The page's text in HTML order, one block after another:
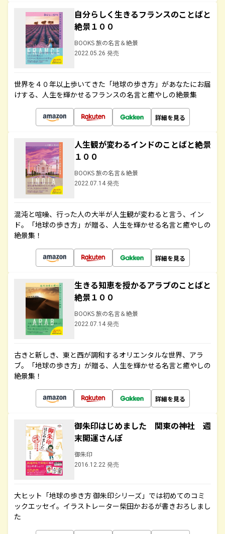
自分らしく生きるフランスのことばと
絶景１００
BOOKS 旅の名言＆絶景
2022.05.26 発売
世界を４０年以上歩いてきた「地球の歩き方」があなたにお届
けする、人生を輝かせるフランスの名言と癒やしの絶景集
詳細を見る
人生観が変わるインドのことばと絶景
１００
BOOKS 旅の名言＆絶景
2022.07.14 発売
混沌と喧噪、行った人の大半が人生観が変わると言う、イン
ド。「地球の歩き方」が贈る、人生を輝かせる名言と癒やしの
絶景集！
詳細を見る
生きる知恵を授かるアラブのことばと
絶景１００
BOOKS 旅の名言＆絶景
2022.07.14 発売
古きと新しき、東と西が調和するオリエンタルな世界、アラ
ブ。「地球の歩き方」が贈る、人生を輝かせる名言と癒やしの
絶景集！
詳細を見る
御朱印はじめました 関東の神社 週
末開運さんぽ
御朱印
2016.12.22 発売
大ヒット「地球の歩き方 御朱印シリーズ」では初めてのコミ
ックエッセイ。イラストレーター柴田かおるが書きおろしまし
た